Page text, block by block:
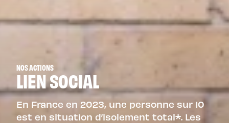
NOS ACTIONS
LIEN SOCIAL
En France en 2023, une personne sur 10
est en situation d’isolement total*. Les